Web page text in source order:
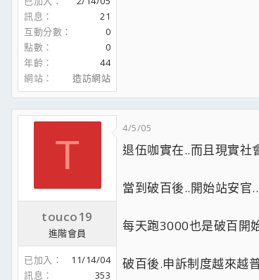
訊息
21
互動分數
0
點數
0
年齡
44
網站
造訪網站
T
touco19
進階會員
已加入
11/14/04
訊息
353
4/5/05
退伍咖實在..而且現實
當到破百後..開始站安官
每天跑3000也是破百開
破百後.申訴制度越來越